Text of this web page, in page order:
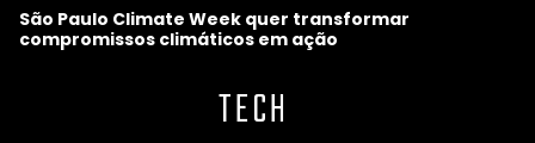
São Paulo Climate Week quer transformar
compromissos climáticos em ação
TECH